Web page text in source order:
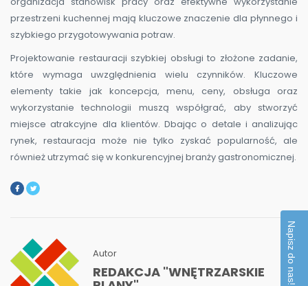
przestrzeni kuchennej mają kluczowe znaczenie dla płynnego i
szybkiego przygotowywania potraw.
Projektowanie restauracji szybkiej obsługi to złożone zadanie,
które wymaga uwzględnienia wielu czynników. Kluczowe
elementy takie jak koncepcja, menu, ceny, obsługa oraz
wykorzystanie technologii muszą współgrać, aby stworzyć
miejsce atrakcyjne dla klientów. Dbając o detale i analizując
rynek, restauracja może nie tylko zyskać popularność, ale
również utrzymać się w konkurencyjnej branży gastronomicznej.
Autor
REDAKCJA "WNĘTRZARSKIE Napisz do nas!